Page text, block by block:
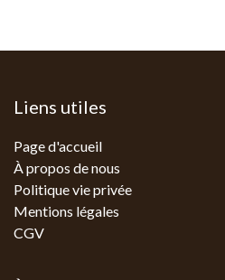
Liens utiles
Page d'accueil
À propos de nous
Politique vie privée
Mentions légales
CGV